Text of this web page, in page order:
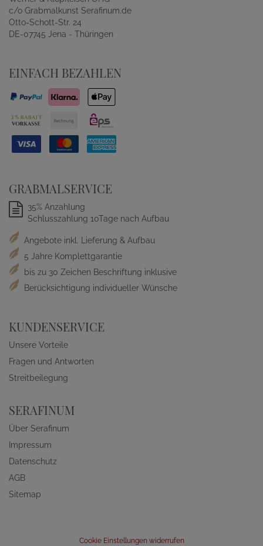
c/o Grabmalkunst Serafinum.de
Otto-Schott-Str. 24
DE-07745 Jena - Thüringen
EINFACH BEZAHLEN
GRABMALSERVICE
35% Anzahlung
Schlusszahlung 10Tage nach Aufbau
Angebote inkl. Lieferung & Aufbau
5 Jahre Komplettgarantie
bis zu 30 Zeichen Beschriftung inklusive
Berücksichtigung individueller Wünsche
KUNDENSERVICE
Unsere Vorteile
Fragen und Antworten
Streitbeilegung
SERAFINUM
Über Serafinum
Impressum
Datenschutz
AGB
Sitemap
Cookie Einstellungen widerrufen